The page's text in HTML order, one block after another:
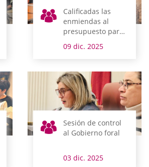
Calificadas las
enmiendas al
presupuesto para
09 dic. 2025
Sesión de control
al Gobierno foral
03 dic. 2025